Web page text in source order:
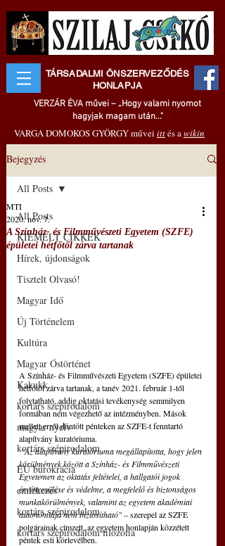
TÁRSADALMI ÖNSZERVEZŐDÉS
HONLAPJA
VERZÁR ÉVA művei – „Hogy valami nyomot
hagyjak magam után..."
VARGA DOMOKOS GYÖRGY művei ittés awikin
Bejegyzés
All Posts
KIEMELT CIKKEK
Hírek, újdonságok
Tisztelt Olvasó!
Magyar Idő
Új Történelem
Kultúra
Magyar Őstörténet
Kakukk
kortárs szépirodalom
magyar nyelv
kortárs szépirodalom
EU bürokrácia
emlékezés
kortárs szépirodalom
kortárs szépirodalom filozófia
All Posts
A Színház- és Filmművészeti Egyetem (SZFE)
épületei hétfőtől zárva tartanak
MTI
2020. nov. 7.
A Színház- és Filmművészeti Egyetem (SZFE) épületei
hétfőtől zárva tartanak, a tanév 2021. február 1-től
folytatható, addig oktatási tevékenység semmilyen
formában nem végezhető az intézményben. Mások
mellett erről döntött pénteken az SZFE-t fenntartó
alapítvány kuratóriuma.
"Az alapítvány kuratóriuma megállapította, hogy jelen
körülmények között a Színház- és Filmművészeti
Egyetemen az oktatás feltételei, a hallgatói jogok
érvényesülése és védelme, a megfelelő és biztonságos
munkakörülmények, valamint az egyetem akadémiai
autonómiája nem biztosítható" – szerepel az SZFE
polgárainak címzett, az egyetem honlapján közzétett
péntek esti körlevélben.